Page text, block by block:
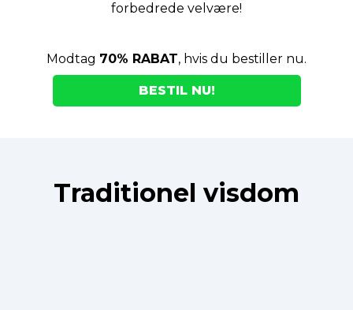
forbedrede velvære!
Modtag 70% RABAT, hvis du bestiller nu.
BESTIL NU!
Traditionel visdom